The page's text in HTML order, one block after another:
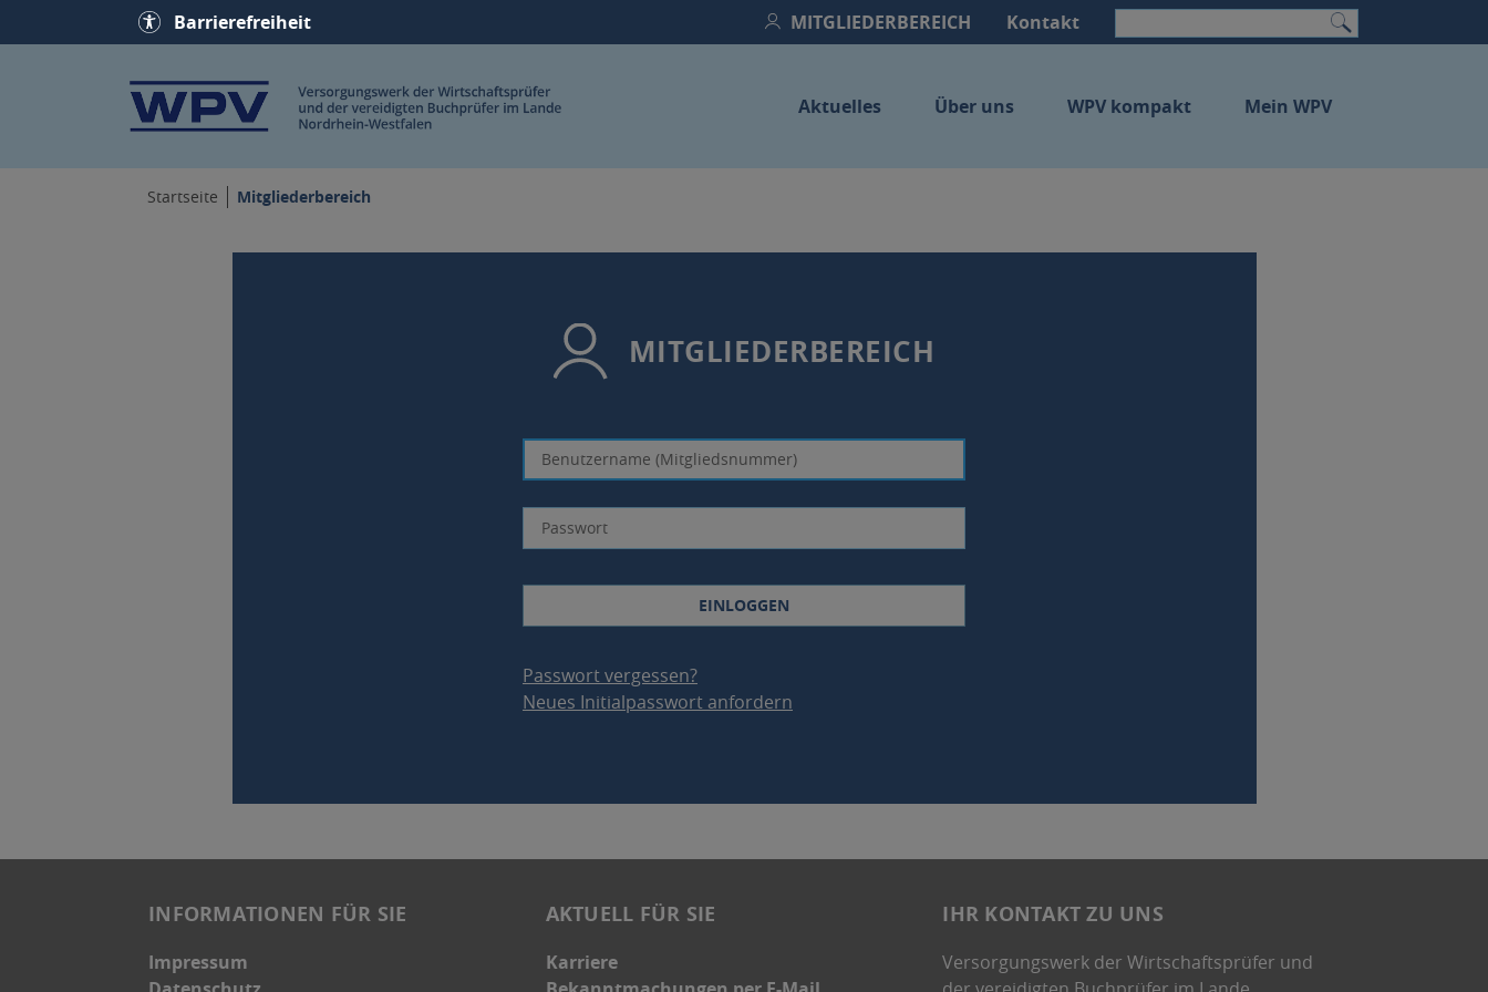
Barrierefreiheit MITGLIEDERBEREICH Kontakt Suchen
Aktuelles Über uns WPV kompakt Mein WPV
Startseite Mitgliederbereich
MITGLIEDERBEREICH
EINLOGGEN
Passwort vergessen?
Neues Initialpasswort anfordern
INFORMATIONEN FÜR SIE
Impressum
AKTUELL FÜR SIE
Karriere
IHR KONTAKT ZU UNS
Versorgungswerk der Wirtschaftsprüfer und